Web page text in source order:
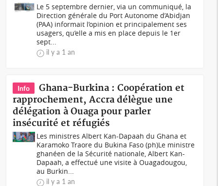
Le 5 septembre dernier, via un communiqué, la
Direction générale du Port Autonome d’Abidjan
(PAA) informait l’opinion et principalement ses
usagers, qu’elle a mis en place depuis le 1er
sept...
il y a 1 an
Info
Ghana-Burkina : Coopération et
rapprochement, Accra délègue une
délégation à Ouaga pour parler
insécurité et réfugiés
Les ministres Albert Kan-Dapaah du Ghana et
Karamoko Traore du Bukina Faso (ph)Le ministre
ghanéen de la Sécurité nationale, Albert Kan-
Dapaah, a effectué une visite à Ouagadougou,
au Burkin...
il y a 1 an